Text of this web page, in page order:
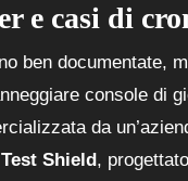
e casi di
ben documentate,
console di
da
Shield,